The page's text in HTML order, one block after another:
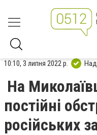
10:10, 3 липня 2022 р.
На
постійні
російських